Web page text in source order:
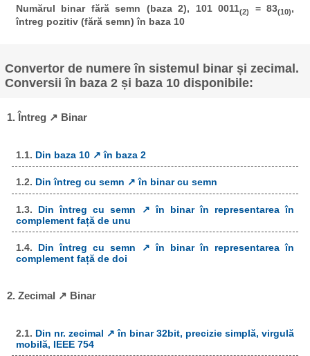
Numărul binar fără semn (baza 2), 101 0011(2) = 83(10),
întreg pozitiv (fără semn) în baza 10
Convertor de numere în sistemul binar și zecimal.
Conversii în baza 2 și baza 10 disponibile:
1. Întreg ↗ Binar
1.1. Din baza 10 ↗ în baza 2
1.2. Din întreg cu semn ↗ în binar cu semn
1.3. Din întreg cu semn ↗ în binar în representarea în
complement față de unu
1.4. Din întreg cu semn ↗ în binar în representarea în
complement față de doi
2. Zecimal ↗ Binar
2.1. Din nr. zecimal ↗ în binar 32bit, precizie simplă, virgulă
mobilă, IEEE 754